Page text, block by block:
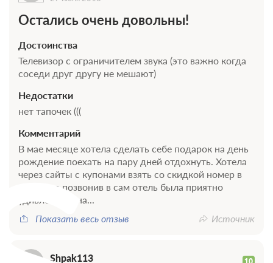
составляет 11300 руб.
11 300
Остались очень довольны!
Достоинства
Телевизор с ограничителем звука (это важно когда
соседи друг другу не мешают)
Недостатки
нет тапочек (((
Комментарий
В мае месяце хотела сделать себе подарок на день
рождение поехать на пару дней отдохнуть. Хотела
через сайты с купонами взять со скидкой номер в
отеле, но позвонив в сам отель была приятно
удивлена. Цена...
Показать весь отзыв
Источник
Shpak113